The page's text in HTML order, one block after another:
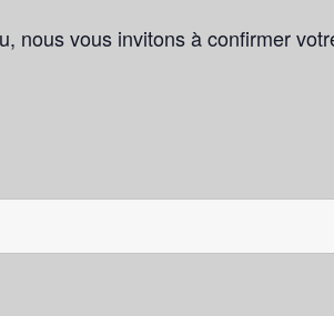
nous vous invitons à confirmer